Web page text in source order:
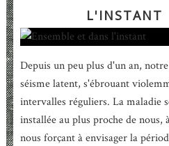
L'INSTANT
Depuis un peu plus d'un an,
séisme latent, s'ébrouant
intervalles réguliers. La maladie
installée au plus proche de nous,
nous forçant à envisager la